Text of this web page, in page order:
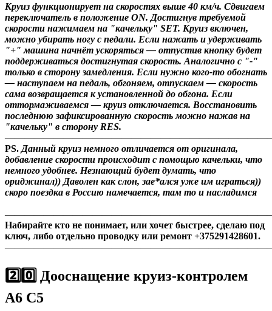
Круиз функционирует на скоростях выше 40 км/ч. Сдвигаем
переключатель в положение ON. Достигнув требуемой
скорости нажимаем на "качельку" SET. Круиз включен,
можно убирать ногу с педали. Если нажать и удерживать
"+" машина начнёт ускоряться — отпустив кнопку будет
поддерживаться достигнутая скорость. Аналогично с "-"
только в сторону замедления. Если нужно кого-то обогнать
— наступаем на педаль, обгоняем, отпускаем — скорость
сама возвращается к установленной до обгона. Если
оттормаживаемся — круиз отключается. Восстановить
последнюю зафиксированную скорость можно нажав на
"качельку" в сторону RES.
PS. Данный круиз немного отличается от оригинала,
добавление скорости происходит с помощью качельки, что
немного удобнее. Незнающий будет думать, что
ориджинал)) Даволен как слон, зае*ался уже им играться))
скоро поездка в Россию намечается, там то и насладимся
Набирайте кто не понимает, или хочет быстрее, сделаю под
ключ, либо отдельно проводку или ремонт +375291428601.
2️⃣0️⃣ Дооснащение круиз-контролем
А6 С5